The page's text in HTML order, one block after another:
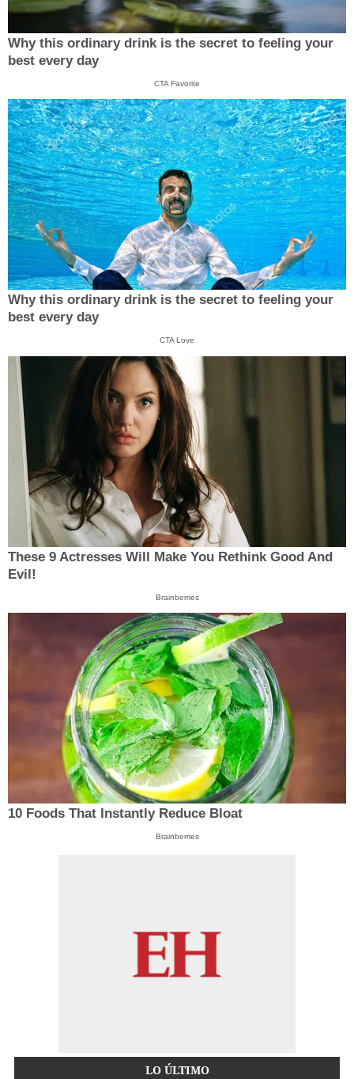
Why this ordinary drink is the secret to feeling your
best every day
CTA Favorite
Why this ordinary drink is the secret to feeling your
best every day
CTA Love
These 9 Actresses Will Make You Rethink Good And
Evil!
Brainberries
10 Foods That Instantly Reduce Bloat
Brainberries
LO ÚLTIMO